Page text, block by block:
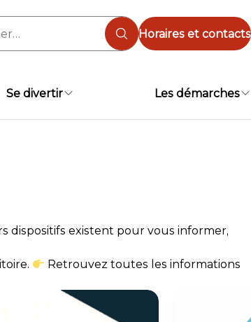
Horaires et contacts
Se divertir Les démarches
dispositifs existent pour vous informer,
Retrouvez toutes les informations